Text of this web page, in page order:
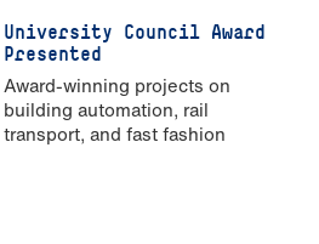
University Council Award
Presented
Award-winning projects on
building automation, rail
transport, and fast fashion